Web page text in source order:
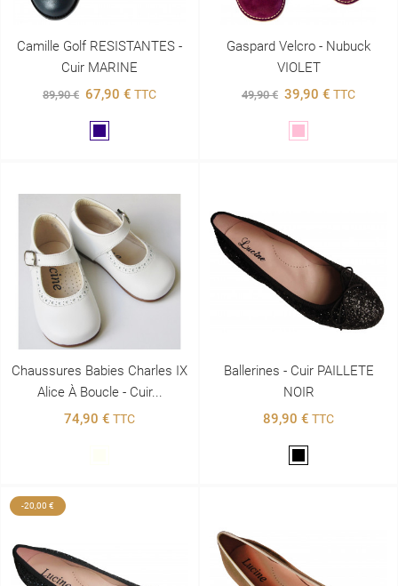
Camille Golf RESISTANTES -
Cuir MARINE
89,90 € 67,90 € TTC
Gaspard Velcro - Nubuck
VIOLET
49,90 € 39,90 € TTC
Chaussures Babies Charles IX
Alice À Boucle - Cuir...
74,90 € TTC
Ballerines - Cuir PAILLETE
NOIR
89,90 € TTC
-20,00 €